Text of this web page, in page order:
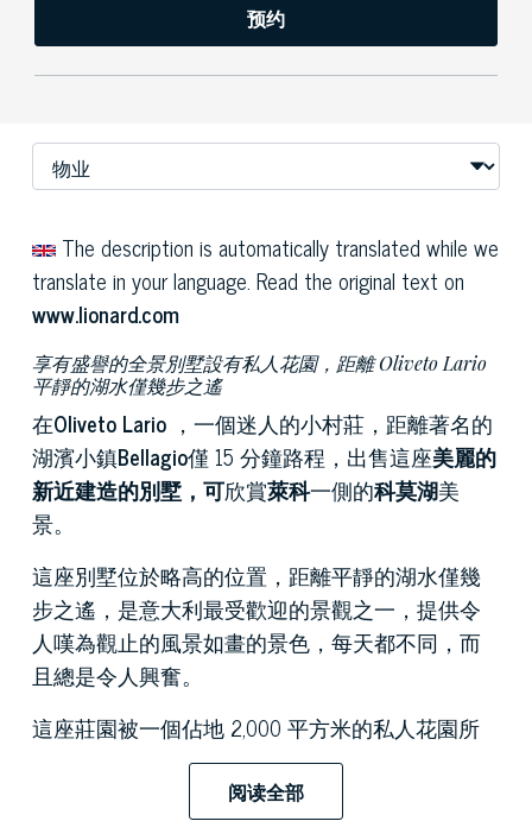
预约
The description is automatically translated while we
translate in your language. Read the original text on
www.lionard.com
享有盛譽的全景別墅設有私人花園，距離 Oliveto Lario
平靜的湖水僅幾步之遙
在Oliveto Lario ，一個迷人的小村莊，距離著名的
湖濱小鎮Bellagio僅 15 分鐘路程，出售這座美麗的
新近建造的別墅，可欣賞萊科一側的科莫湖美
景。
這座別墅位於略高的位置，距離平靜的湖水僅幾
步之遙，是意大利最受歡迎的景觀之一，提供令
人嘆為觀止的風景如畫的景色，每天都不同，而
且總是令人興奮。
這座莊園被一個佔地 2,000 平方米的私人花園所
環繞，環境宜人寧靜，毗鄰一個非常大的綠地，
戶外空間配備了燒烤設施和乒乓球桌，供您休閒
阅读全部